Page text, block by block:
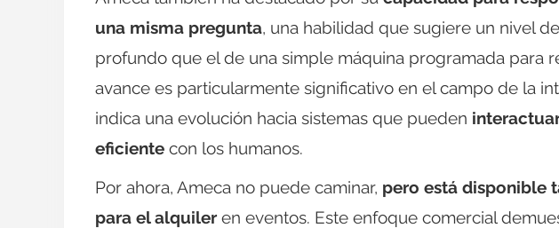
una misma pregunta, una habilidad que sugiere un nivel
profundo que el de una simple máquina programada para
avance es particularmente significativo en el campo de la
indica una evolución hacia sistemas que pueden
eficiente con los humanos.
Por ahora, Ameca no puede caminar, pero está disponible
para el alquiler en eventos. Este enfoque comercial